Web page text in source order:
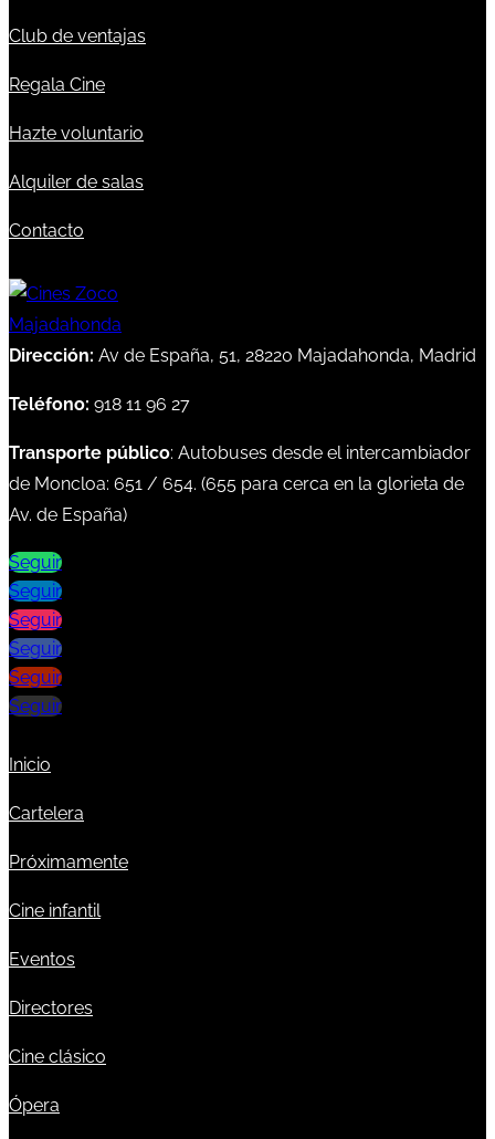
Club de ventajas
Regala Cine
Hazte voluntario
Alquiler de salas
Contacto
Dirección: Av de España, 51, 28220 Majadahonda, Madrid
Teléfono: 918 11 96 27
Transporte público: Autobuses desde el intercambiador
de Moncloa: 651 / 654. (655 para cerca en la glorieta de
Av. de España)
Seguir
Seguir
Seguir
Seguir
Seguir
Seguir
Inicio
Cartelera
Próximamente
Cine infantil
Eventos
Directores
Cine clásico
Ópera